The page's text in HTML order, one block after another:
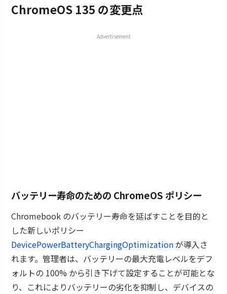
ChromeOS 135 の変更点
Advertisement
バッテリー寿命のための ChromeOS ポリシー
Chromebook のバッテリー寿命を延ばすことを目的と
した新しいポリシー
DevicePowerBatteryChargingOptimizationが導入さ
れます。管理者は、バッテリーの最大充電レベルをデフ
ォルトの 100% から引き下げて設定することが可能とな
り、これによりバッテリーの劣化を抑制し、デバイスの